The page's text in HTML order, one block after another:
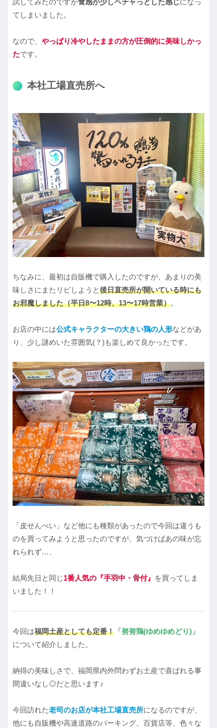
てしまいました。
なので、 やっぱり冷やしたままの方が圧倒的に美味しかっ
たです。
本社工場直売所へ
ちなみに、最初は自販機で購入したのですが、あまりの美
味しさにまたリピしようと後日直売所が開いている時にも
お邪魔しました（平日8〜12時、13〜17時営業）。
お店の中には公式キャラクターの大きい鶏の人形などがあ
り、少し謎めいた雰囲気(？)も楽しめて良かったです。
「皮せんべい」など他にも種類があったので今回は違うも
のを買ってみようと思ったのですが、気づけばあの味が忘
れられず…、
結局先日と同じ1番人気の『手羽中・骨付』 を買ってしま
いました！！
今回は福岡土産としても定番！ 「努努鶏(ゆめゆめどり)」
について紹介しました。
納得の美味しさで、福岡県内外問わずお土産で喜ばれる事
間違いなし◎だと思います♪
今回訪れた老司のお店が本社工場直売所になるのですが、
他にも自販機や高速道路のパーキング、百貨店等、色々な